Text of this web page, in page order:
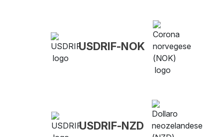
USDRIF-NOK
USDRIF-NZD